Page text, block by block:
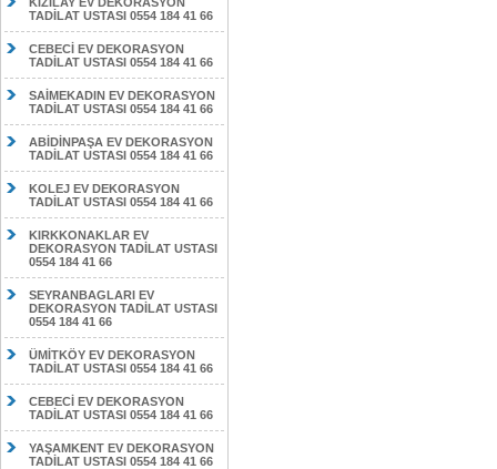
TADİLAT USTASI 0554 184 41 66
CEBECİ EV DEKORASYON
TADİLAT USTASI 0554 184 41 66
SAİMEKADIN EV DEKORASYON
TADİLAT USTASI 0554 184 41 66
ABİDİNPAŞA EV DEKORASYON
TADİLAT USTASI 0554 184 41 66
KOLEJ EV DEKORASYON
TADİLAT USTASI 0554 184 41 66
KIRKKONAKLAR EV
DEKORASYON TADİLAT USTASI
0554 184 41 66
SEYRANBAGLARI EV
DEKORASYON TADİLAT USTASI
0554 184 41 66
ÜMİTKÖY EV DEKORASYON
TADİLAT USTASI 0554 184 41 66
CEBECİ EV DEKORASYON
TADİLAT USTASI 0554 184 41 66
YAŞAMKENT EV DEKORASYON
TADİLAT USTASI 0554 184 41 66